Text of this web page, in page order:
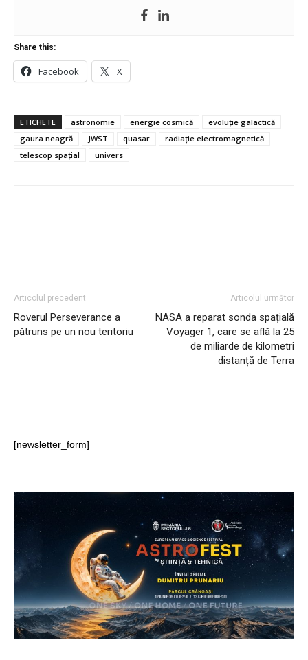
Share this:
Facebook X
ETICHETE astronomie energie cosmică
evoluție galactică
gaura neagră
JWST quasar
radiație electromagnetică
telescop spațial
univers
Articolul precedent
Roverul Perseverance a
pătruns pe un nou teritoriu
Articolul următor
NASA a reparat sonda spațială
Voyager 1, care se află la 25
de miliarde de kilometri
distanță de Terra
[newsletter_form]